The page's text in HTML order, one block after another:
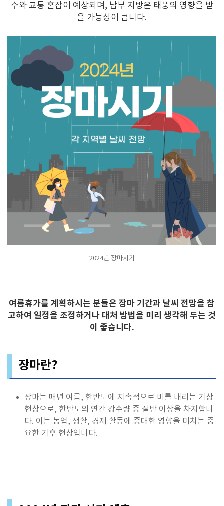
수와 교통 혼잡이 예상되며, 남부 지방은 태풍의 영향을 받
을 가능성이 큽니다.
2024년 장마시기
여름휴가를 계획하시는 분들은 장마 기간과 날씨 전망을 참
고하여 일정을 조정하거나 대처 방법을 미리 생각해 두는 것
이 좋습니다.
장마란?
장마는 매년 여름, 한반도에 지속적으로 비를 내리는 기상
현상으로, 한반도의 연간 강수량 중 절반 이상을 차지합니
다. 이는 농업, 생활, 경제 활동에 중대한 영향을 미치는 중
요한 기후 현상입니다.